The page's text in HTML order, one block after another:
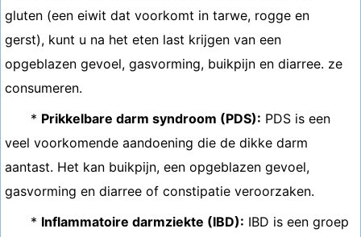
gluten (een eiwit dat voorkomt in tarwe, rogge en
gerst), kunt u na het eten last krijgen van een
opgeblazen gevoel, gasvorming, buikpijn en diarree. ze
consumeren.
* Prikkelbare darm syndroom (PDS): PDS is een
veel voorkomende aandoening die de dikke darm
aantast. Het kan buikpijn, een opgeblazen gevoel,
gasvorming en diarree of constipatie veroorzaken.
* Inflammatoire darmziekte (IBD): IBD is een groep